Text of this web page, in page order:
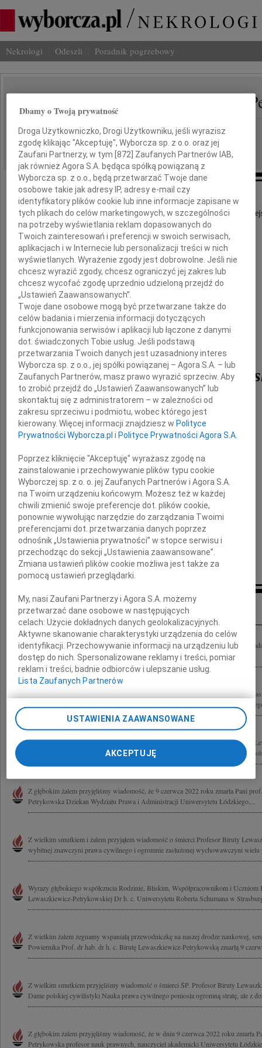
Nekrologi Odeszli Poradnik pogrzebowy
Biruta Lewaszkiewicz-
REGION: Łódź
DATA EMISJI: 13.06.2022
Z wielkim smutkiem przyjęliśmy wiadomość o
Profesor
Biruty
Lewaszkiewicz-
Wspaniałej osoby, wybitnej uczonej
i wielkiej Sędzi Trybunału Konstytucyjnego.
Najbliższym
przekazujemy serdeczne wyrazy współczucia
Dorota i Marek Safjan
Inne kondolencje
Z głębokim żalem żegnam Prof. dr hab. Birutę Lewaszkiewicz-Petrykowską
Łódzkiego, olbrzymi autorytet dla wielu pokoleń prawników, wybitną...
Z głębokim żalem przyjęliśmy wiadomość o śmierci Pani Prof. dr hab. Biruty
c. Uniwersytetu Roberta Schumana w Strasbourgu Sędzi Trybunału
Z niewysłowionym żalem przyjęliśmy wiadomość o śmierci Pani Profesor Biruty
Wielkiego Nauczyciela, Przewodnika i Mentora całej rzeszy pokoleń prawników
Z głębokim żalem przyjęliśmy wiadomość, że 9 czerwca 2022 roku zmarła Pani
Petrykowska Dziekan Wydziału Prawa i Administracji Uniwersytetu Łódzkiego,...
Z wielkim smutkiem i żalem przyjąłem wiadomość o śmierci Profesor Biruty
wybitnej znawczyni prawa cywilnego i ogromnie zasłużonej wychowawczyni wielu
Wyrazy głębokiego współczucia Rodzinie, Bliskim, Współpracownikom i
Lewaszkiewicz-Petrykowskiej Dr h. c. Uniwersytetu Roberta Schumana w
Z wielkim żalem żegnamy wspaniałą przewodniczkę na naszej drodze naukowej,
Powiernika Prof. dr hab. dr h. c. Birutę Lewaszkiewicz-Petrykowską zmarłą 9
Z wielkim smutkiem przyjęliśmy wiadomość o śmierci ŚP. Profesor Biruty
Dame polskiej cywilistyki Nauka prawa cywilnego poniosła ogromną stratę, ale z
Z głębokim żalem przyjęliśmy wiadomość, że w dniu 9 czerwca 2022 roku zmarła
Petrykowska profesor nauk prawnych, nauczyciel akademicki Uniwersytetu
Dbamy o Twoją prywatność
Droga Użytkowniczko, Drogi Użytkowniku, jeśli wyrazisz
zgodę klikając "Akceptuję", Wyborcza sp. z o.o. oraz jej
Zaufani Partnerzy, w tym [872 ] Zaufanych Partnerów IAB,
jak również Agora S.A. będąca spółką powiązaną z
Wyborcza sp. z o.o., będą przetwarzać Twoje dane
osobowe takie jak adresy IP, adresy e-mail czy
identyfikatory plików cookie lub inne informacje zapisane w
tych plikach do celów marketingowych, w szczególności
na potrzeby wyświetlania reklam dopasowanych do
Twoich zainteresowań i preferencji w swoich serwisach,
aplikacjach i w Internecie lub personalizacji treści w nich
wyświetlanych. Wyrażenie zgody jest dobrowolne. Jeśli nie
chcesz wyrazić zgody, chcesz ograniczyć jej zakres lub
chcesz wycofać zgodę uprzednio udzieloną przejdź do
„Ustawień Zaawansowanych”.
Twoje dane osobowe mogą być przetwarzane także do
celów badania i mierzenia informacji dotyczących
funkcjonowania serwisów i aplikacji lub łączone z danymi
dot. świadczonych Tobie usług. Jeśli podstawą
przetwarzania Twoich danych jest uzasadniony interes
Wyborcza sp. z o.o., jej spółki powiązanej – Agora S.A. – lub
Zaufanych Partnerów, masz prawo wyrazić sprzeciw. Aby
to zrobić przejdź do „Ustawień Zaawansowanych” lub
skontaktuj się z administratorem – w zależności od
zakresu sprzeciwu i podmiotu, wobec którego jest
kierowany. Więcej informacji znajdziesz w Polityce
Prywatności Wyborcza.pl i Polityce Prywatności Agora S.A.
Poprzez kliknięcie "Akceptuję" wyrażasz zgodę na
zainstalowanie i przechowywanie plików typu cookie
Wyborczej sp. z o. o. jej Zaufanych Partnerów i Agora S.A.
na Twoim urządzeniu końcowym. Możesz też w każdej
chwili zmienić swoje preferencje dot. plików cookie,
ponownie wywołując narzędzie do zarządzania Twoimi
preferencjami dot. przetwarzania danych poprzez
odnośnik „Ustawienia prywatności” w stopce serwisu i
przechodząc do sekcji „Ustawienia zaawansowane”.
Zmiana ustawień plików cookie możliwa jest także za
pomocą ustawień przeglądarki.
My, nasi Zaufani Partnerzy i Agora S.A. możemy
przetwarzać dane osobowe w następujących
celach:Użycie dokładnych danych geolokalizacyjnych.
Aktywne skanowanie charakterystyki urządzenia do celów
identyfikacji. Przechowywanie informacji na urządzeniu lub
dostęp do nich. Spersonalizowane reklamy i treści, pomiar
reklam i treści, badnie odbiorców i ulepszanie usług.
Lista Zaufanych Partnerów
USTAWIENIA ZAAWANSOWANE
AKCEPTUJĘ